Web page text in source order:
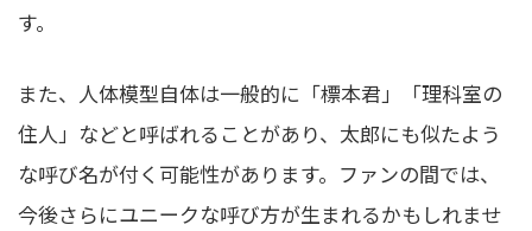
す。
また、人体模型自体は一般的に「標本君」「理科室の
住人」などと呼ばれることがあり、太郎にも似たよう
な呼び名が付く可能性があります。ファンの間では、
今後さらにユニークな呼び方が生まれるかもしれませ